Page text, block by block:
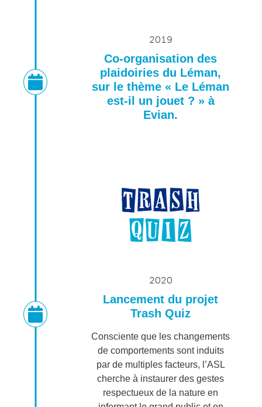
2019
Co-organisation des
plaidoiries du Léman,
sur le thème « Le Léman
est-il un jouet ? » à
Evian.
2020
Lancement du projet
Trash Quiz
Consciente que les changements
de comportements sont induits
par de multiples facteurs, l’ASL
cherche à instaurer des gestes
respectueux de la nature en